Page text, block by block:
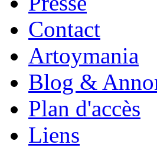
Contact
Artoymania
Blog &
Plan d'accès
Liens